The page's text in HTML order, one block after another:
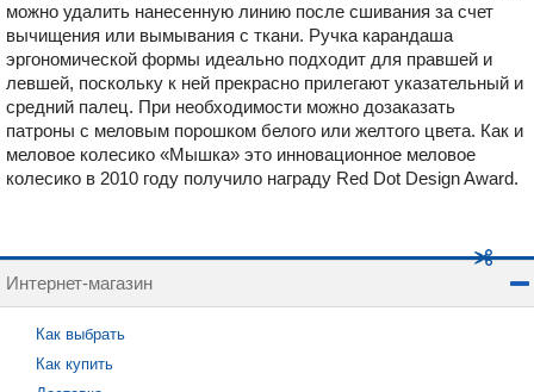
можно удалить нанесенную линию после сшивания за счет
вычищения или вымывания с ткани. Ручка карандаша
эргономической формы идеально подходит для правшей и
левшей, поскольку к ней прекрасно прилегают указательный и
средний палец. При необходимости можно дозаказать
патроны с меловым порошком белого или желтого цвета. Как и
меловое колесико «Мышка» это инновационное меловое
колесико в 2010 году получило награду Red Dot Design Award.
Интернет-магазин
Как выбрать
Как купить